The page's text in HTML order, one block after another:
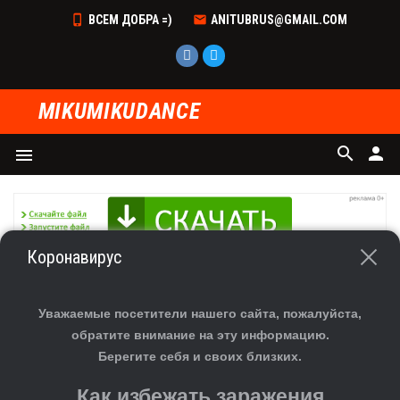
Коронавирус
Уважаемые посетители нашего сайта, пожалуйста,
обратите внимание на эту информацию.
Берегите себя и своих близких.
ВСЕМ ДОБРА =) ANITUBRUS@GMAIL.COM
MIKUMIKUDANCE
menu person
search
Главная»Файлы» Все для сборки модели
Показано материалов:1-20